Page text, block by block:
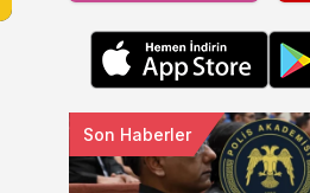
Son Haberler